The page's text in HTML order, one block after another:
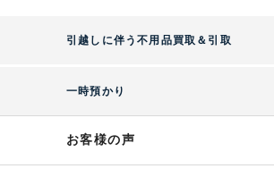
引越しに伴う不用品買取＆引取
一時預かり
お客様の声